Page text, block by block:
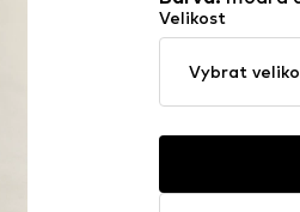
Velikost
Vybrat